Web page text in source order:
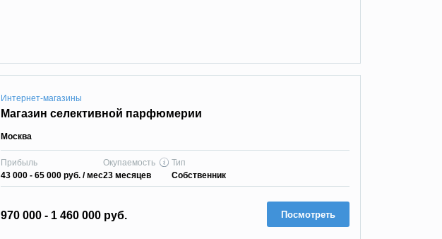
Интернет-магазины
Магазин селективной парфюмерии
Москва
Прибыль
43 000 - 65 000 руб./ мес
Окупаемость
23 месяцев
Тип
Собственник
970 000 - 1 460 000 руб. Посмотреть